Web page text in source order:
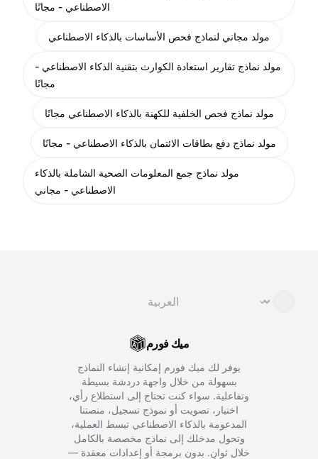
الاصطناعي - مجانًا
مولد مجاني لنماذج فحص الأساسات بالذكاء الاصطناعي
مولد نماذج تقارير استعادة الكوارث بتقنية الذكاء الاصطناعي -
مجانًا
مولد نماذج فحص الخلفية للكهنة بالذكاء الاصطناعي مجانًا
مولد نماذج دفع بطاقات الائتمان بالذكاء الاصطناعي - مجانًا
مولد نماذج جمع المعلومات الصحية الشاملة بالذكاء
الاصطناعي - مجاني
⌄
ميك فورم
يوفر لك ميك فورم إمكانية إنشاء النماذج
بسهولة من خلال واجهة دردشة بسيطة
وتفاعلية. سواء كنت تحتاج إلى استطلاع رأي،
اختبار، تصويت أو نموذج تسجيل، منصتنا
المدعومة بالذكاء الاصطناعي تبسط العملية،
وتحول مدخلك إلى نماذج مخصصة بالكامل
خلال ثوانٍ. بدون برمجة أو إعدادات معقدة —